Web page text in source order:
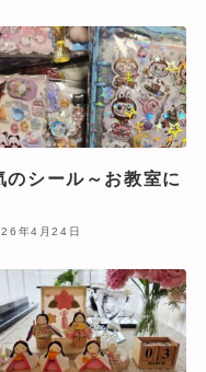
のシール～お教室に
年4月24日